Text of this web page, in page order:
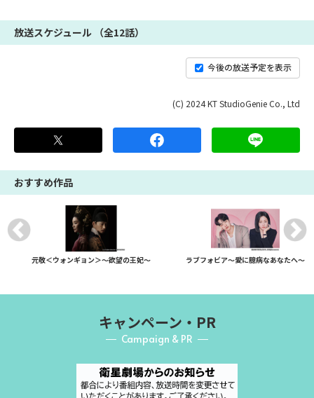
放送スケジュール （全12話）
今後の放送予定を表示
(C) 2024 KT StudioGenie Co., Ltd
おすすめ作品
元敬＜ウォンギョン＞～欲望の王妃～ ラブフォビア～愛に臆病なあなたへ～
キャンペーン・PR
Campaign & PR